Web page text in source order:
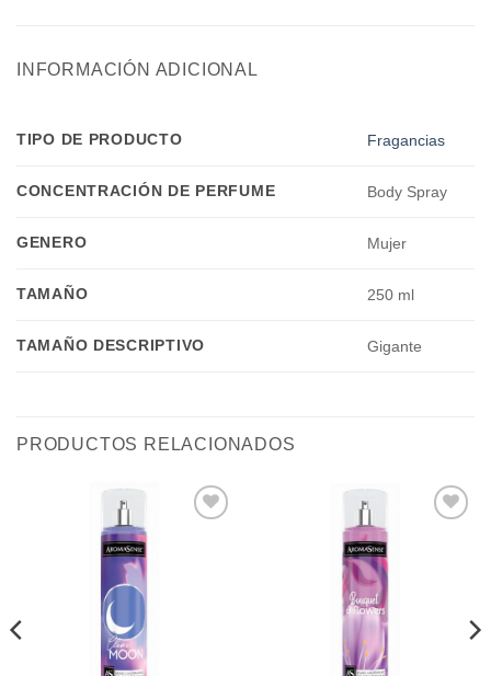
INFORMACIÓN ADICIONAL
TIPO DE PRODUCTO Fragancias
CONCENTRACIÓN DE PERFUME Body Spray
GENERO Mujer
TAMAÑO 250 ml
TAMAÑO DESCRIPTIVO Gigante
PRODUCTOS RELACIONADOS